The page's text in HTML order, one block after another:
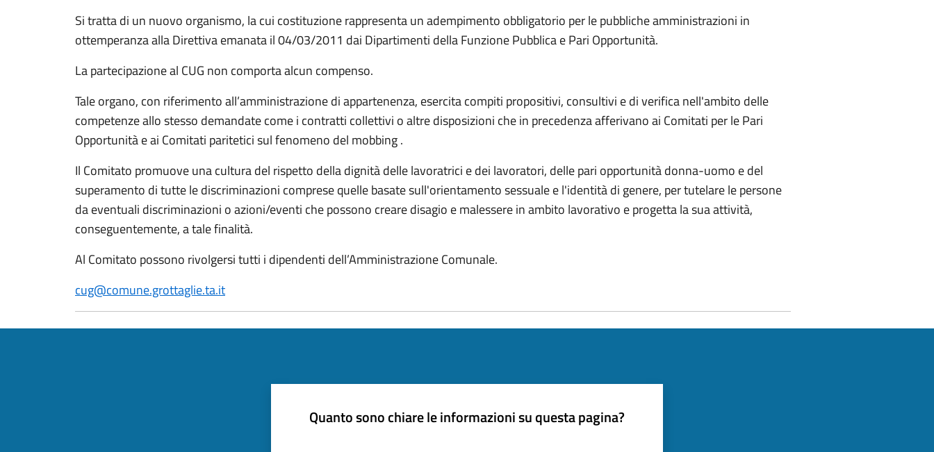
Si tratta di un nuovo organismo, la cui costituzione rappresenta un adempimento obbligatorio per le pubbliche amministrazioni in
ottemperanza alla Direttiva emanata il 04/03/2011 dai Dipartimenti della Funzione Pubblica e Pari Opportunità.
La partecipazione al CUG non comporta alcun compenso.
Tale organo, con riferimento all’amministrazione di appartenenza, esercita compiti propositivi, consultivi e di verifica nell'ambito delle
competenze allo stesso demandate come i contratti collettivi o altre disposizioni che in precedenza afferivano ai Comitati per le Pari
Opportunità e ai Comitati paritetici sul fenomeno del mobbing .
Il Comitato promuove una cultura del rispetto della dignità delle lavoratrici e dei lavoratori, delle pari opportunità donna-uomo e del
superamento di tutte le discriminazioni comprese quelle basate sull'orientamento sessuale e l'identità di genere, per tutelare le persone
da eventuali discriminazioni o azioni/eventi che possono creare disagio e malessere in ambito lavorativo e progetta la sua attività,
conseguentemente, a tale finalità.
Al Comitato possono rivolgersi tutti i dipendenti dell’Amministrazione Comunale.
cug@comune.grottaglie.ta.it
Quanto sono chiare le informazioni su questa pagina?